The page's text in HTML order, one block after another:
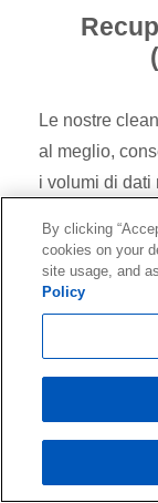
Le nostre
al meglio,
i volumi di dati
altri media
una ulteriore
da agenti
By clicking
cookies on your
site usage, and
Policy